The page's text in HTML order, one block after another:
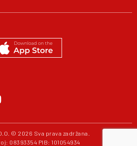
© 2026 Sva prava zadržana.
08393354 PIB: 101054934